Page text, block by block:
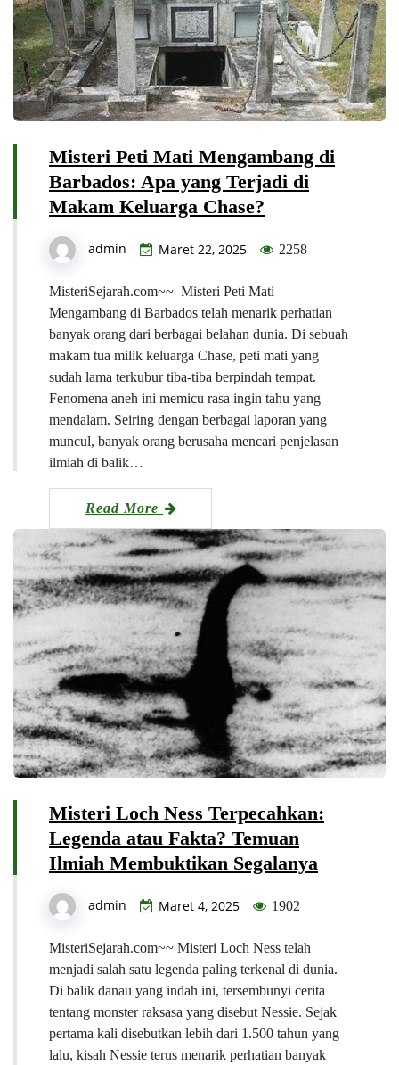
Misteri Peti Mati Mengambang di
Barbados: Apa yang Terjadi di
Makam Keluarga Chase?
admin Maret 22, 2025 2258
MisteriSejarah.com~~ Misteri Peti Mati
Mengambang di Barbados telah menarik perhatian
banyak orang dari berbagai belahan dunia. Di sebuah
makam tua milik keluarga Chase, peti mati yang
sudah lama terkubur tiba-tiba berpindah tempat.
Fenomena aneh ini memicu rasa ingin tahu yang
mendalam. Seiring dengan berbagai laporan yang
muncul, banyak orang berusaha mencari penjelasan
ilmiah di balik…
Read More
Misteri Loch Ness Terpecahkan:
Legenda atau Fakta? Temuan
Ilmiah Membuktikan Segalanya
admin Maret 4, 2025 1902
MisteriSejarah.com~~ Misteri Loch Ness telah
menjadi salah satu legenda paling terkenal di dunia.
Di balik danau yang indah ini, tersembunyi cerita
tentang monster raksasa yang disebut Nessie. Sejak
pertama kali disebutkan lebih dari 1.500 tahun yang
lalu, kisah Nessie terus menarik perhatian banyak